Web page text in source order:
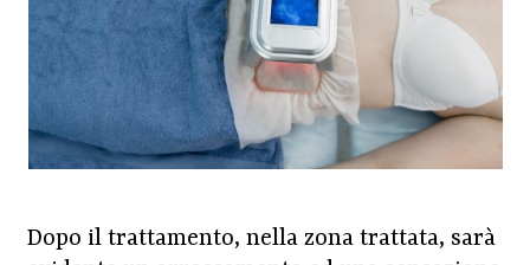
Dopo il trattamento, nella zona trattata, sarà